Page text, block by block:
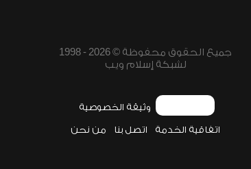
جميع الحقوق محفوظة © 2026 - 1998
لشبكة إسلام ويب
وثيقة الخصوصية
اتفاقية الخدمة اتصل بنا من نحن